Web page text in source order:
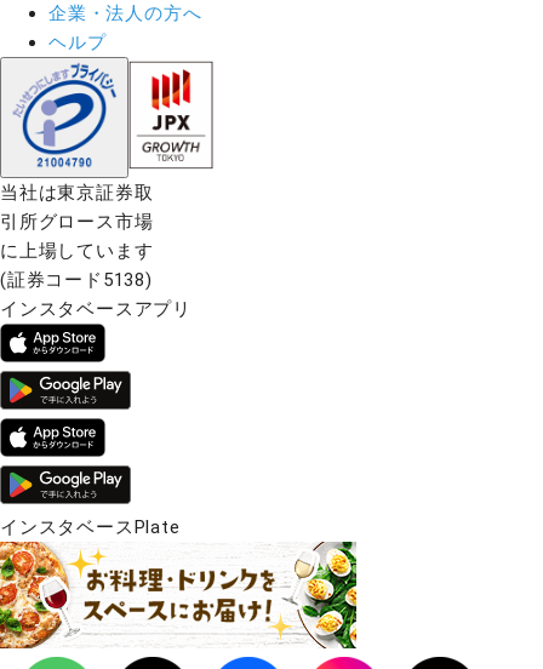
企業・法人の方へ
ヘルプ
当社は東京証券取
引所グロース市場
に上場しています
(証券コード5138)
インスタベースアプリ
インスタベースPlate